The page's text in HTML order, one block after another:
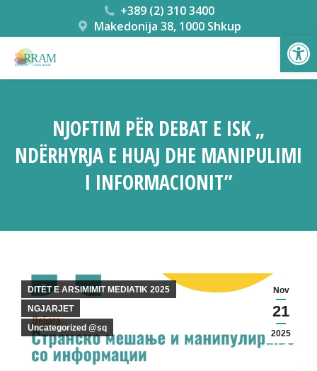
+389 (2) 310 3400
Makedonija 38, 1000 Shkup
NJOFTIM PËR DEBAT E ISK „
NDËRHYRJA E HUAJ DHE MANIPULIMI
I INFORMACIONIT”
Nov
21
2025
DITËT E ARSIMIMIT MEDIATIK 2025
NGJARJET
Uncategorized @sq